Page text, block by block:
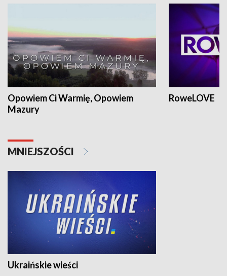
Opowiem Ci Warmię, Opowiem
Mazury
RoweLOVE
MNIEJSZOŚCI
Ukraińskie wieści